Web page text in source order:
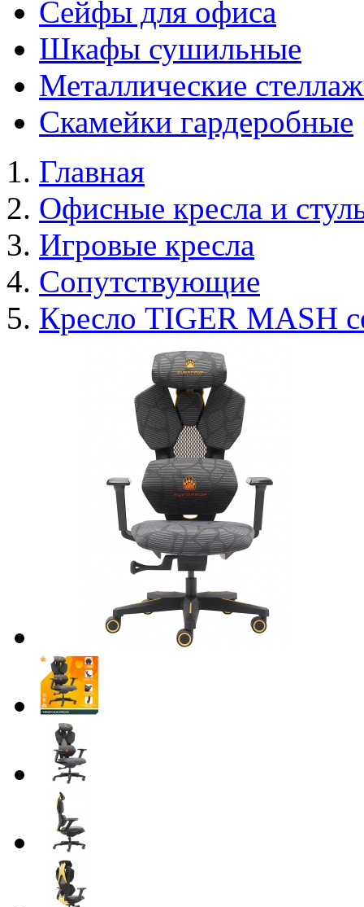
Сейфы для офиса
Шкафы сушильные
Металлические
Скамейки гардеробные
Главная
Офисные кресла и
Игровые кресла
Сопутствующие
Кресло TIGER MASH